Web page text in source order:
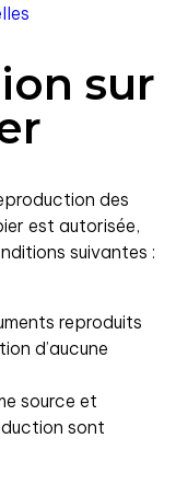
sur
des
est autorisée,
suivantes :
reproduits
d’aucune
source et
sont